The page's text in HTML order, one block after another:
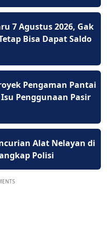
7 Agustus 2026, Gak
Bisa Dapat Saldo
Pengaman Pantai
Penggunaan Pasir
Alat Nelayan di
Polisi